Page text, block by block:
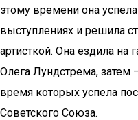
этому времени она
выступлениях и решила
артисткой. Она ездила на
Олега Лундстрема, затем
время которых успела
Советского Союза.